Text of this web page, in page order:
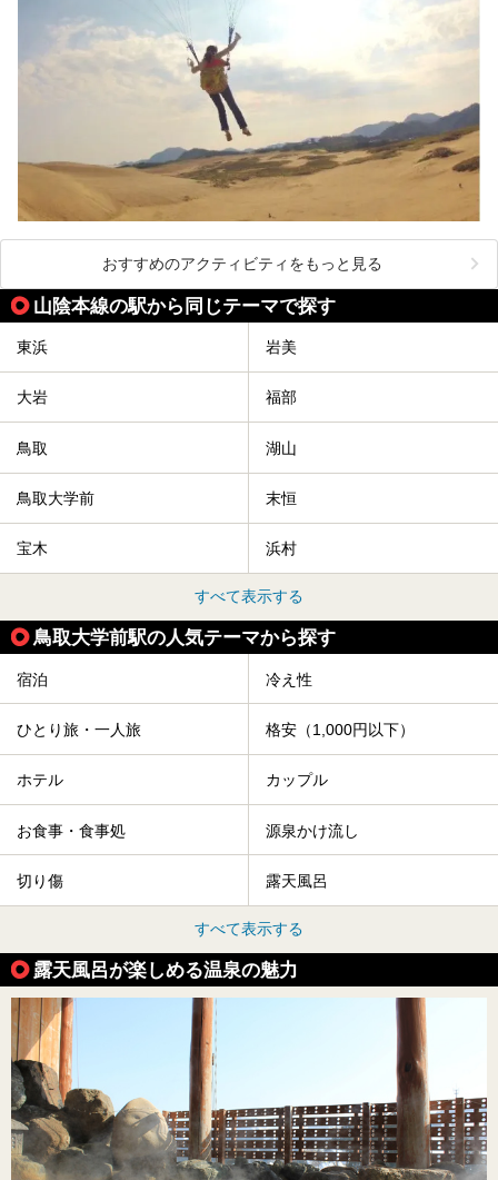
おすすめのアクティビティをもっと見る
山陰本線の駅から同じテーマで探す
東浜 岩美
大岩 福部
鳥取 湖山
鳥取大学前 末恒
宝木 浜村
すべて表示する
鳥取大学前駅の人気テーマから探す
宿泊 冷え性
ひとり旅・一人旅 格安（1,000円以下）
ホテル カップル
お食事・食事処 源泉かけ流し
切り傷 露天風呂
すべて表示する
露天風呂が楽しめる温泉の魅力